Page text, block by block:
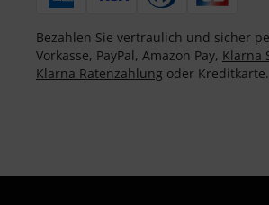
Bezahlen Sie vertraulich und sicher
Vorkasse, PayPal, Amazon Pay, Klarna
Klarna Ratenzahlung oder Kreditkarte.